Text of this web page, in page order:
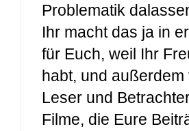
Problematik
Ihr macht das ja in
für Euch, weil Ihr
habt, und außerdem
Leser und
Filme, die Eure